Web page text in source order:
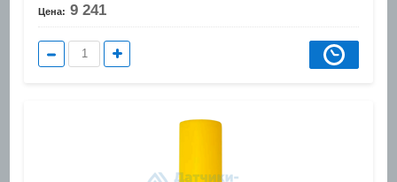
Цена: 9 241